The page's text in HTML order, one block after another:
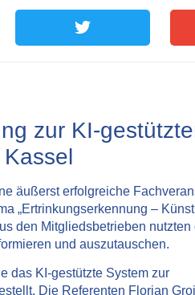
zur KI-
äußerst erfolgreiche
„Ertrinkungserkennung –
den Mitgliedsbetrieben
und auszutauschen.
das KI-gestützte System zur
Die Referenten Florian